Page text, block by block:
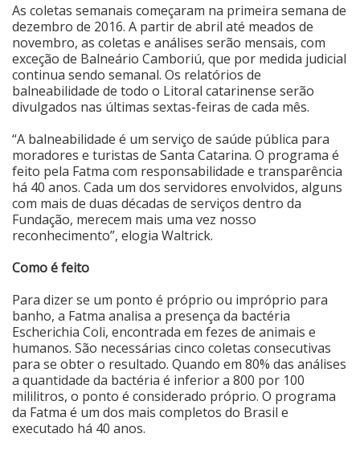
As coletas semanais começaram na primeira semana de
dezembro de 2016. A partir de abril até meados de
novembro, as coletas e análises serão mensais, com
exceção de Balneário Camboriú, que por medida judicial
continua sendo semanal. Os relatórios de
balneabilidade de todo o Litoral catarinense serão
divulgados nas últimas sextas-feiras de cada mês.
“A balneabilidade é um serviço de saúde pública para
moradores e turistas de Santa Catarina. O programa é
feito pela Fatma com responsabilidade e transparência
há 40 anos. Cada um dos servidores envolvidos, alguns
com mais de duas décadas de serviços dentro da
Fundação, merecem mais uma vez nosso
reconhecimento”, elogia Waltrick.
Como é feito
Para dizer se um ponto é próprio ou impróprio para
banho, a Fatma analisa a presença da bactéria
Escherichia Coli, encontrada em fezes de animais e
humanos. São necessárias cinco coletas consecutivas
para se obter o resultado. Quando em 80% das análises
a quantidade da bactéria é inferior a 800 por 100
mililitros, o ponto é considerado próprio. O programa
da Fatma é um dos mais completos do Brasil e
executado há 40 anos.